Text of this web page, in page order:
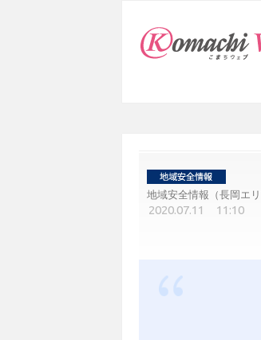
地域安全情報（長岡エリ
2020.07.11 11:10